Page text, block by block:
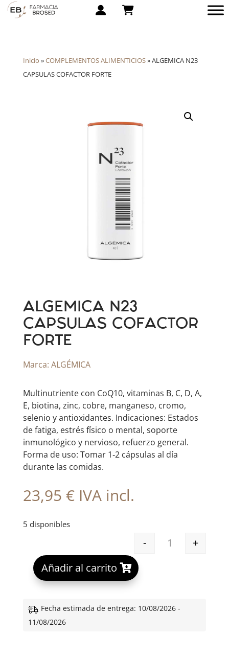
Inicio »COMPLEMENTOS ALIMENTICIOS»ALGEMICA N23
CAPSULAS COFACTOR FORTE
ALGEMICA N23
CAPSULAS COFACTOR
FORTE
Marca: ALGÉMICA
Multinutriente con CoQ10, vitaminas B, C, D, A,
E, biotina, zinc, cobre, manganeso, cromo,
selenio y antioxidantes. Indicaciones: Estados
de fatiga, estrés físico o mental, soporte
inmunológico y nervioso, refuerzo general.
Forma de uso: Tomar 1‑2 cápsulas al día
durante las comidas.
23,95 € IVA incl.
5 disponibles
ALGEMICA N23
-
+
Añadir al carrito
A
e
Fecha estimada de entrega: 10/08/2026 -
11/08/2026